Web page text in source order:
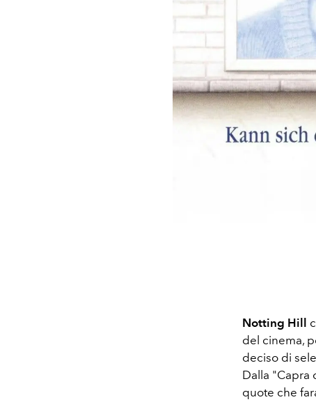
Notting Hill
del cinema,
deciso di
Dalla "Capra
quote che